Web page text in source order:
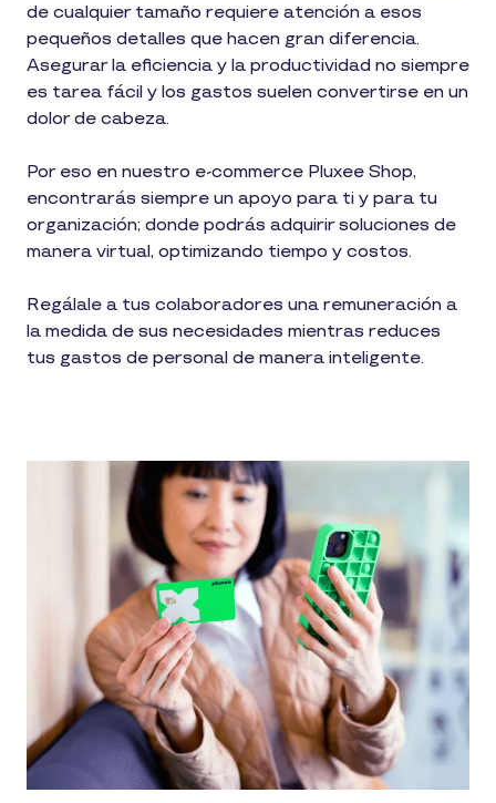
de cualquier tamaño requiere atención a esos
pequeños detalles que hacen gran diferencia.
Asegurar la eficiencia y la productividad no siempre
es tarea fácil y los gastos suelen convertirse en un
dolor de cabeza.
Por eso en nuestro e-commerce Pluxee Shop,
encontrarás siempre un apoyo para ti y para tu
organización; donde podrás adquirir soluciones de
manera virtual, optimizando tiempo y costos.
Regálale a tus colaboradores una remuneración a
la medida de sus necesidades mientras reduces
tus gastos de personal de manera inteligente.